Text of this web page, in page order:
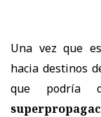
Una vez que
hacia destinos
que podría